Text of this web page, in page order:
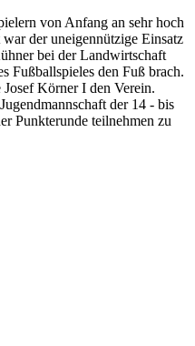
von Anfang an sehr hoch
der uneigennützige Einsatz
bei der Landwirtschaft
Fußballspieles den Fuß brach.
Körner I den Verein.
der 14 - bis
Punkterunde teilnehmen zu